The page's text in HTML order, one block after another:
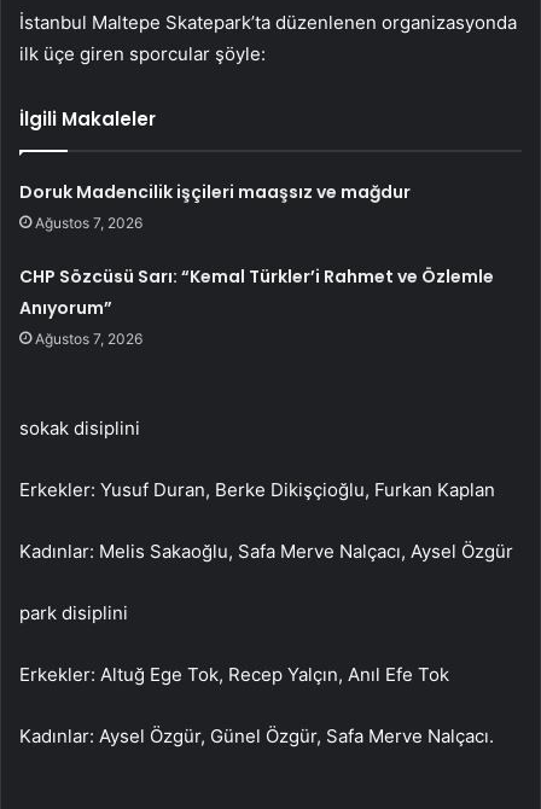
İstanbul Maltepe Skatepark’ta düzenlenen organizasyonda
ilk üçe giren sporcular şöyle:
İlgili Makaleler
Doruk Madencilik işçileri maaşsız ve mağdur
Ağustos 7, 2026
CHP Sözcüsü Sarı: “Kemal Türkler’i Rahmet ve Özlemle
Anıyorum”
Ağustos 7, 2026
sokak disiplini
Erkekler: Yusuf Duran, Berke Dikişçioğlu, Furkan Kaplan
Kadınlar: Melis Sakaoğlu, Safa Merve Nalçacı, Aysel Özgür
park disiplini
Erkekler: Altuğ Ege Tok, Recep Yalçın, Anıl Efe Tok
Kadınlar: Aysel Özgür, Günel Özgür, Safa Merve Nalçacı.